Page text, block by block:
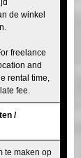
de winkel
freelance
and
rental time,
fee.
/
te maken op